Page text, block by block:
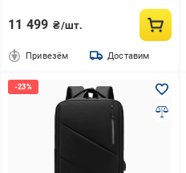
11 499 ₴/шт.
Привезём Доставим